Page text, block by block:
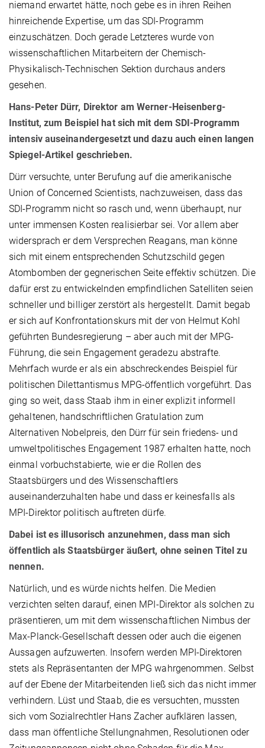
niemand erwartet hätte, noch gebe es in ihren Reihen
hinreichende Expertise, um das SDI-Programm
einzuschätzen. Doch gerade Letzteres wurde von
wissenschaftlichen Mitarbeitern der Chemisch-
Physikalisch-Technischen Sektion durchaus anders
gesehen.
Hans-Peter Dürr, Direktor am Werner-Heisenberg-
Institut, zum Beispiel hat sich mit dem SDI-Programm
intensiv auseinandergesetzt und dazu auch einen langen
Spiegel-Artikel geschrieben.
Dürr versuchte, unter Berufung auf die amerikanische
Union of Concerned Scientists, nachzuweisen, dass das
SDI-Programm nicht so rasch und, wenn überhaupt, nur
unter immensen Kosten realisierbar sei. Vor allem aber
widersprach er dem Versprechen Reagans, man könne
sich mit einem entsprechenden Schutzschild gegen
Atombomben der gegnerischen Seite effektiv schützen. Die
dafür erst zu entwickelnden empfindlichen Satelliten seien
schneller und billiger zerstört als hergestellt. Damit begab
er sich auf Konfrontationskurs mit der von Helmut Kohl
geführten Bundesregierung – aber auch mit der MPG-
Führung, die sein Engagement geradezu abstrafte.
Mehrfach wurde er als ein abschreckendes Beispiel für
politischen Dilettantismus MPG-öffentlich vorgeführt. Das
ging so weit, dass Staab ihm in einer explizit informell
gehaltenen, handschriftlichen Gratulation zum
Alternativen Nobelpreis, den Dürr für sein friedens- und
umweltpolitisches Engagement 1987 erhalten hatte, noch
einmal vorbuchstabierte, wie er die Rollen des
Staatsbürgers und des Wissenschaftlers
auseinanderzuhalten habe und dass er keinesfalls als
MPI-Direktor politisch auftreten dürfe.
Dabei ist es illusorisch anzunehmen, dass man sich
öffentlich als Staatsbürger äußert, ohne seinen Titel zu
nennen.
Natürlich, und es würde nichts helfen. Die Medien
verzichten selten darauf, einen MPI-Direktor als solchen zu
präsentieren, um mit dem wissenschaftlichen Nimbus der
Max-Planck-Gesellschaft dessen oder auch die eigenen
Aussagen aufzuwerten. Insofern werden MPI-Direktoren
stets als Repräsentanten der MPG wahrgenommen. Selbst
auf der Ebene der Mitarbeitenden ließ sich das nicht immer
verhindern. Lüst und Staab, die es versuchten, mussten
sich vom Sozialrechtler Hans Zacher aufklären lassen,
dass man öffentliche Stellungnahmen, Resolutionen oder